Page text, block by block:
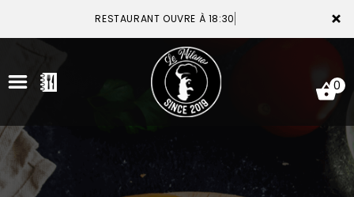
×
RESTAURANT OUVRE À 18:30
ACCUEIL
0